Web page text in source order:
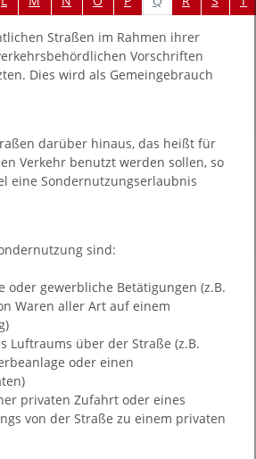
Straßen im Rahmen ihrer
Vorschriften
Dies wird als Gemeingebrauch
darüber hinaus, das heißt für
Verkehr benutzt werden sollen, so
eine Sondernutzungserlaubnis
sind:
oder gewerbliche Betätigungen (z.B.
Waren aller Art auf einem
Luftraums über der Straße (z.B.
oder einen
privaten Zufahrt oder eines
von der Straße zu einem privaten